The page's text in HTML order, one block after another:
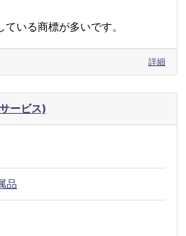
いる商標が多いです。
詳細
ービス)
品